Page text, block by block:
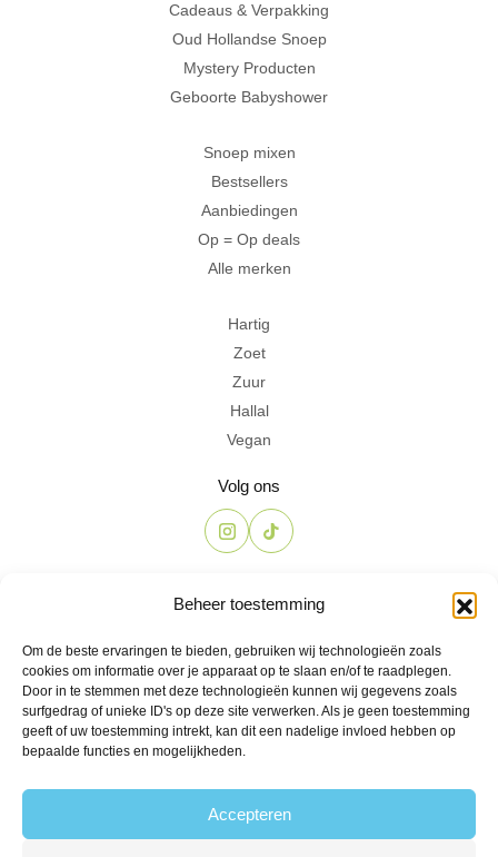
Beheer toestemming
Om de beste ervaringen te bieden, gebruiken wij technologieën zoals
cookies om informatie over je apparaat op te slaan en/of te raadplegen.
Door in te stemmen met deze technologieën kunnen wij gegevens zoals
surfgedrag of unieke ID's op deze site verwerken. Als je geen toestemming
geeft of uw toestemming intrekt, kan dit een nadelige invloed hebben op
bepaalde functies en mogelijkheden.
Accepteren
Cadeaus & Verpakking
Oud Hollandse Snoep
Mystery Producten
Geboorte Babyshower
Snoep mixen
Bestsellers
Aanbiedingen
Op = Op deals
Alle merken
Hartig
Zoet
Zuur
Hallal
Vegan
Volg ons
info@the-candyshop.nl
Langestraat 106, 3811 AK, Amersfoort